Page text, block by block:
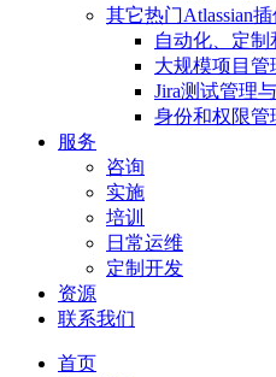
其它热门Atlassian
自动化、定制
大规模项目管
Jira测试管理
身份和权限管
服务
咨询
实施
培训
日常运维
定制开发
资源
联系我们
首页